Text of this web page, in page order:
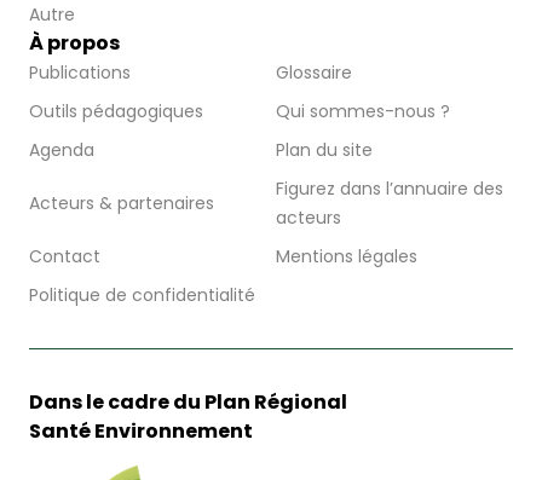
Autre
À propos
Publications
Glossaire
Outils pédagogiques
Qui sommes-nous ?
Agenda
Plan du site
Acteurs & partenaires
Figurez dans l’annuaire des
acteurs
Contact
Mentions légales
Politique de confidentialité
Dans le cadre du Plan Régional
Santé Environnement